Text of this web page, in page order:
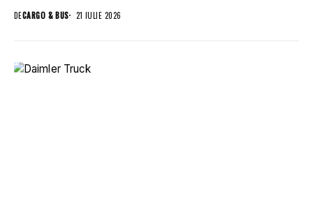
DECARGO & BUS 21 IULIE 2026